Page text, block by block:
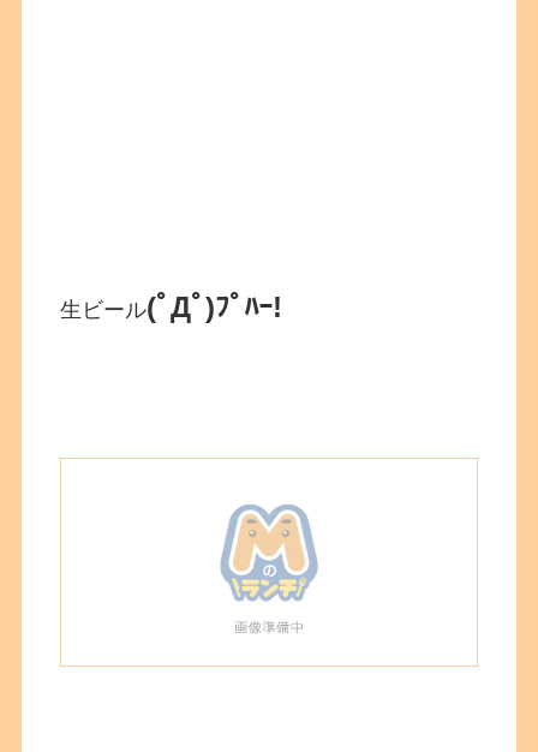
生ビール(ﾟДﾟ)ﾌﾟﾊｰ!